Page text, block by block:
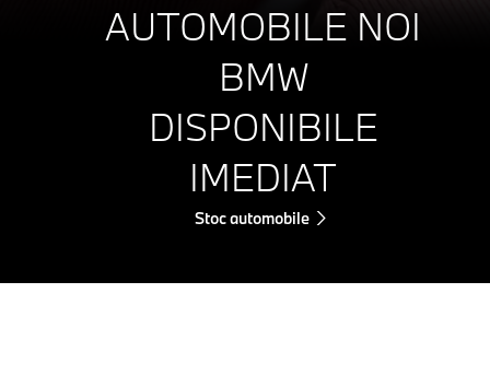
AUTOMOBILE NOI
BMW
DISPONIBILE
IMEDIAT
Stoc automobile